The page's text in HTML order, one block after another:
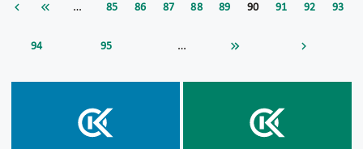
… 85 86 87 88 89 90 91 92 93
94 95 …